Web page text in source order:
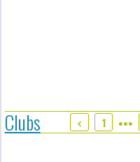
Clubs 1 ●●●